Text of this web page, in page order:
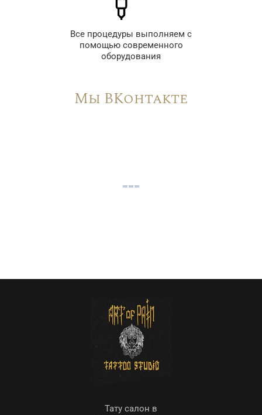
Все процедуры выполняем с
помощью современного
оборудования
Мы ВКонтакте
Тату салон в